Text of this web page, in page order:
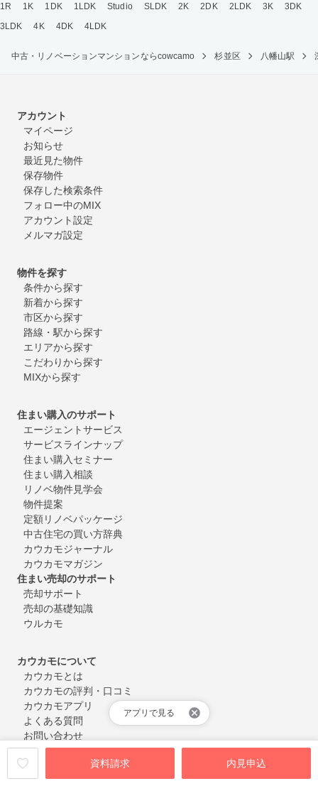
資料請求 内見申込
アプリで見る
1R 1K 1DK 1LDK Studio SLDK 2K 2DK 2LDK 3K
3DK
3LDK
4K 4DK 4LDK
中古・リノベーションマンションならcowcamo 杉並区 八幡山駅
アカウント
マイページ
お知らせ
最近見た物件
保存物件
保存した検索条件
フォロー中のMIX
アカウント設定
メルマガ設定
物件を探す
条件から探す
新着から探す
市区から探す
路線・駅から探す
エリアから探す
こだわりから探す
MIXから探す
住まい購入のサポート
エージェントサービス
サービスラインナップ
住まい購入セミナー
住まい購入相談
リノベ物件見学会
物件提案
定額リノベパッケージ
中古住宅の買い方辞典
カウカモジャーナル
カウカモマガジン
住まい売却のサポート
売却サポート
売却の基礎知識
ウルカモ
カウカモについて
カウカモとは
カウカモの評判・口コミ
カウカモアプリ
よくある質問
お問い合わせ
会員登録・ログイン